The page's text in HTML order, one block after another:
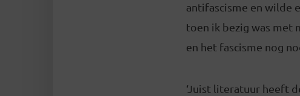
antifascisme en wilde
toen ik bezig was met
en het fascisme nog
‘Juist literatuur heeft